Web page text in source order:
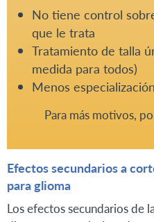
No tiene control
que le trata
Tratamiento de talla
medida para todos)
Menos especialización
Para más motivos,
Efectos secundarios a
para glioma
Los efectos secundarios de